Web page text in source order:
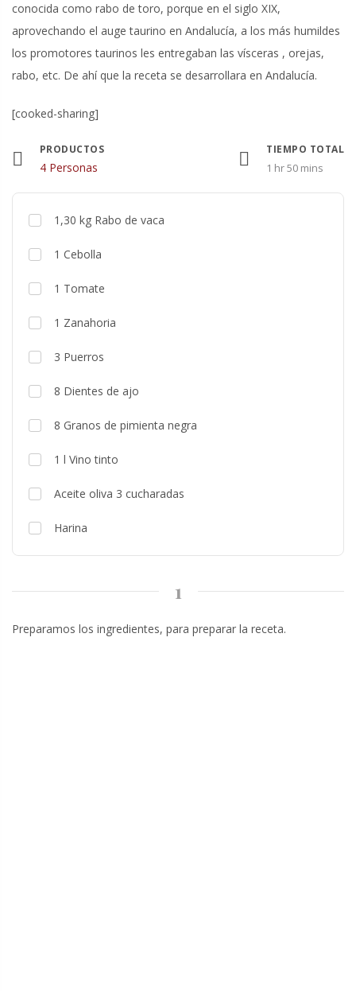
conocida como rabo de toro, porque en el siglo XIX,
aprovechando el auge taurino en Andalucía, a los más humildes
los promotores taurinos les entregaban las vísceras , orejas,
rabo, etc. De ahí que la receta se desarrollara en Andalucía.
[cooked-sharing]
PRODUCTOS
4 Personas
TIEMPO TOTAL
1 hr 50 mins
1,30 kg Rabo de vaca
1 Cebolla
1 Tomate
1 Zanahoria
3 Puerros
8 Dientes de ajo
8 Granos de pimienta negra
1 l Vino tinto
Aceite oliva 3 cucharadas
Harina
1
Preparamos los ingredientes, para preparar la receta.